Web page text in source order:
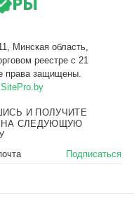
SitePro.by